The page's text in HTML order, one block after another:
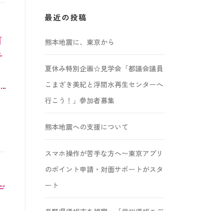
最近の投稿
熊本地震に、東京から
夏休み特別企画☆見学会「都議会議員
こまざき美紀と浮間水再生センターへ
行こう！」参加者募集
熊本地震への支援について
スマホ操作が苦手な方へ〜東京アプリ
のポイント申請・対面サポートがスタ
ート